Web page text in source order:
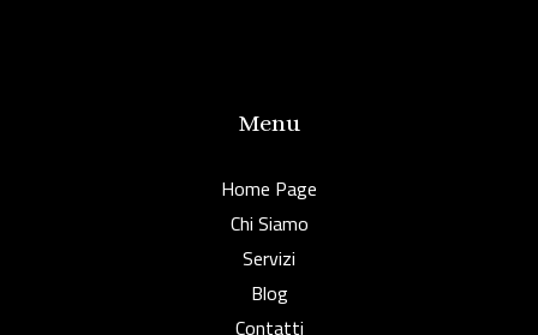
Menu
Home Page
Chi Siamo
Servizi
Blog
Contatti